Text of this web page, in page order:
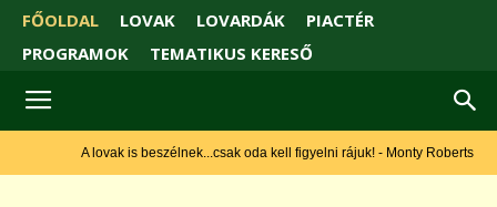
FŐOLDAL LOVAK LOVARDÁK
PIACTÉR
PROGRAMOK
TEMATIKUS KERESŐ
A lovak is beszélnek...csak oda kell figyelni rájuk! - Monty Roberts